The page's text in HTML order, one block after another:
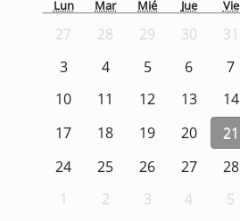
Lun Mar Mié Jue Vie
27 28 29 30 31
3
4 5 6 7
10
11 12 13 14
17
18 19 20 21
24
25 26 27 28
1
2 3 4 5